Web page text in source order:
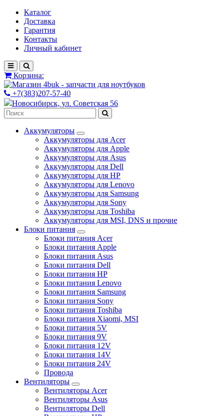
Каталог
Доставка
Гарантия
Контакты
Личный кабинет
Корзина:
+7(383)207-57-40
Новосибирск, ул. Советская 56
Аккумуляторы
Аккумуляторы для Acer
Аккумуляторы для Apple
Аккумуляторы для Asus
Аккумуляторы для Dell
Аккумуляторы для HP
Аккумуляторы для Lenovo
Аккумуляторы для Samsung
Аккумуляторы для Sony
Аккумуляторы для Toshiba
Аккумуляторы для MSI, DNS и прочие
Блоки питания
Блоки питания Acer
Блоки питания Apple
Блоки питания Asus
Блоки питания Dell
Блоки питания HP
Блоки питания Lenovo
Блоки питания Samsung
Блоки питания Sony
Блоки питания Toshiba
Блоки питания Xiaomi, MSI
Блоки питания 5V
Блоки питания 9V
Блоки питания 12V
Блоки питания 14V
Блоки питания 24V
Провода
Вентиляторы
Вентиляторы Acer
Вентиляторы Asus
Вентиляторы Dell